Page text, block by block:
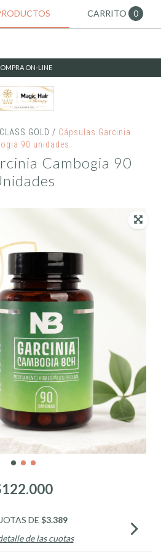
CARRITO 0
ON-LINE
GOLD / Cápsulas Garcinia
90 unidades
Cambogia 90
DE $3.389
de las cuotas